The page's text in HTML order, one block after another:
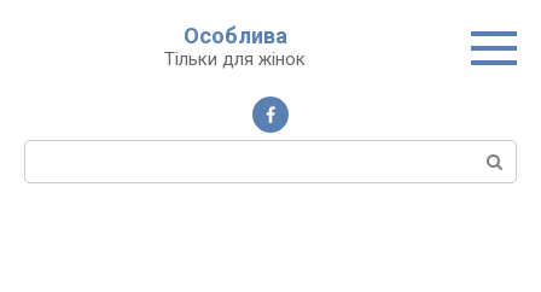
Особлива
Тільки для жінок
Пошук: